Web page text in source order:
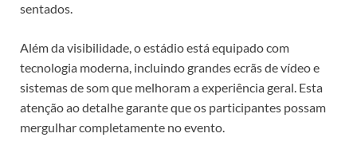
sentados.
Além da visibilidade, o estádio está equipado com
tecnologia moderna, incluindo grandes ecrãs de vídeo e
sistemas de som que melhoram a experiência geral. Esta
atenção ao detalhe garante que os participantes possam
mergulhar completamente no evento.